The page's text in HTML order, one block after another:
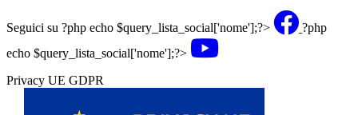
Seguici su ?php echo $query_lista_social['nome'];?>
?php
echo $query_lista_social['nome'];?>
Privacy UE GDPR